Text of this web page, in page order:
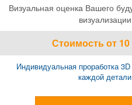
Визуальная оценка Вашего
визуализации
Стоимостьот
Индивидуальная проработка
каждой детали